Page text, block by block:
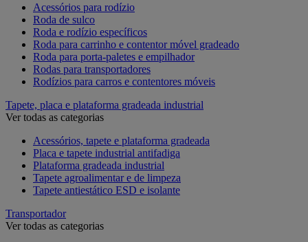
Acessórios para rodízio
Roda de sulco
Roda e rodízio específicos
Roda para carrinho e contentor móvel gradeado
Roda para porta-paletes e empilhador
Rodas para transportadores
Rodízios para carros e contentores móveis
Tapete, placa e plataforma gradeada industrial
Ver todas as categorias
Acessórios, tapete e plataforma gradeada
Placa e tapete industrial antifadiga
Plataforma gradeada industrial
Tapete agroalimentar e de limpeza
Tapete antiestático ESD e isolante
Transportador
Ver todas as categorias